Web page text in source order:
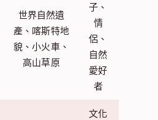
世界自然遺
產、喀斯特地
貌、小火車、
高山草原
子、
情
侶、
自然
愛好
者
文化